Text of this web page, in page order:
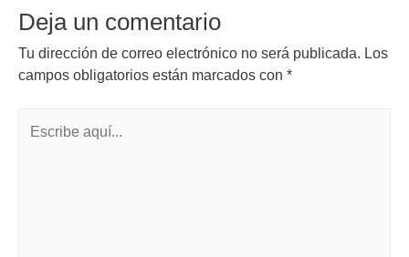
Deja un comentario
Tu dirección de correo electrónico no será publicada. Los
campos obligatorios están marcados con *